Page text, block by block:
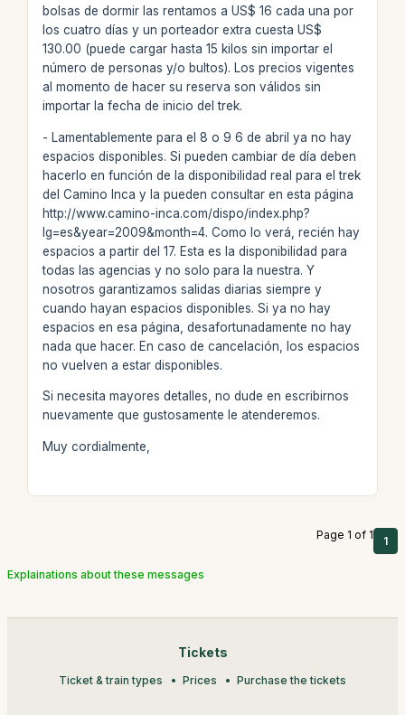
bolsas de dormir las rentamos a US$ 16 cada una por
los cuatro días y un porteador extra cuesta US$
130.00 (puede cargar hasta 15 kilos sin importar el
número de personas y/o bultos). Los precios vigentes
al momento de hacer su reserva son válidos sin
importar la fecha de inicio del trek.
- Lamentablemente para el 8 o 9 6 de abril ya no hay
espacios disponibles. Si pueden cambiar de día deben
hacerlo en función de la disponibilidad real para el trek
del Camino Inca y la pueden consultar en esta página
http://www.camino-inca.com/dispo/index.php?
lg=es&year=2009&month=4. Como lo verá, recién hay
espacios a partir del 17. Esta es la disponibilidad para
todas las agencias y no solo para la nuestra. Y
nosotros garantizamos salidas diarias siempre y
cuando hayan espacios disponibles. Si ya no hay
espacios en esa página, desafortunadamente no hay
nada que hacer. En caso de cancelación, los espacios
no vuelven a estar disponibles.
Si necesita mayores detalles, no dude en escribirnos
nuevamente que gustosamente le atenderemos.
Muy cordialmente,
Page 1 of 1 1
Explainations about these messages
Tickets
Ticket & train types Prices Purchase the tickets